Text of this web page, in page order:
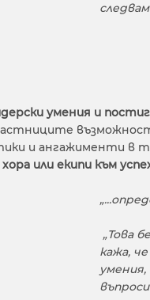
умения и
и ангажименти в
или екипи към
„Това
кажа,